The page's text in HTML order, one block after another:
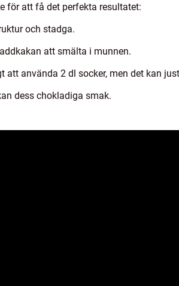
för att få det perfekta resultatet:
och stadga.
att smälta i munnen.
använda 2 dl socker, men det kan
dess chokladiga smak.